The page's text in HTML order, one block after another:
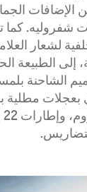
الإضافات
شفروليه.
لشعار
100 سنة، إلى
الشاحنة